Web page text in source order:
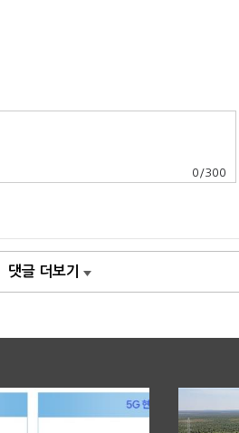
0 /300
댓글 더보기